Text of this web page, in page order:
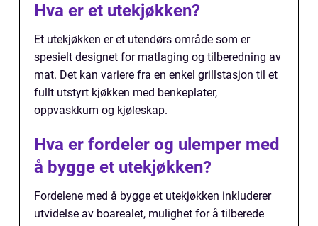
Hva er et utekjøkken?
Et utekjøkken er et utendørs område som er
spesielt designet for matlaging og tilberedning av
mat. Det kan variere fra en enkel grillstasjon til et
fullt utstyrt kjøkken med benkeplater,
oppvaskkum og kjøleskap.
Hva er fordeler og ulemper med
å bygge et utekjøkken?
Fordelene med å bygge et utekjøkken inkluderer
utvidelse av boarealet, mulighet for å tilberede